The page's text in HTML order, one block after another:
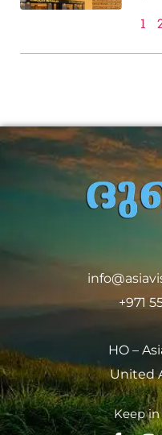
1
+971
HO –
United
Keep